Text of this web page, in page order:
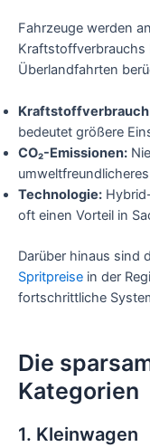
Fahrzeuge werden
Kraftstoffverbrauchs
Überlandfahrten
bedeutet größere
CO₂-Emissionen:
Technologie:
oft einen Vorteil in
Darüber hinaus sind
Spritpreise in der
fortschrittliche
Die
Kategorien
1. Kleinwagen